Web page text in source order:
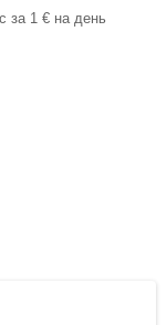
за 1 € на день